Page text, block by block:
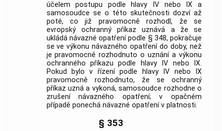
účelem postupu podle hlavy IV nebo IX a
samosoudce se o této skutečnosti dozví až
poté, co již pravomocně rozhodl, že se
evropský ochranný příkaz uznává a že se
ukládá návazné opatření podle § 348, pokračuje
se ve výkonu návazného opatření do doby, než
je pravomocně rozhodnuto o uznání a výkonu
ochranného příkazu podle hlavy IV nebo IX.
Pokud bylo v řízení podle hlavy IV nebo IX
pravomocně rozhodnuto, že se ochranný
příkaz uzná a vykoná, samosoudce rozhodne o
zrušení návazného opatření; v opačném
případě ponechá návazné opatření v platnosti.
§ 353